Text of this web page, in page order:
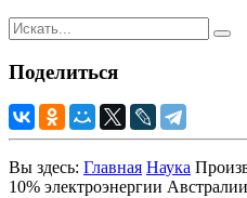
Поделиться
Вы здесь: Главная Наука
10% электроэнергии Австралии